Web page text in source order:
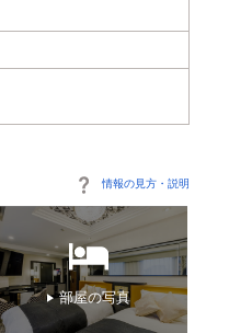
情報の見方・説明
部屋の写真